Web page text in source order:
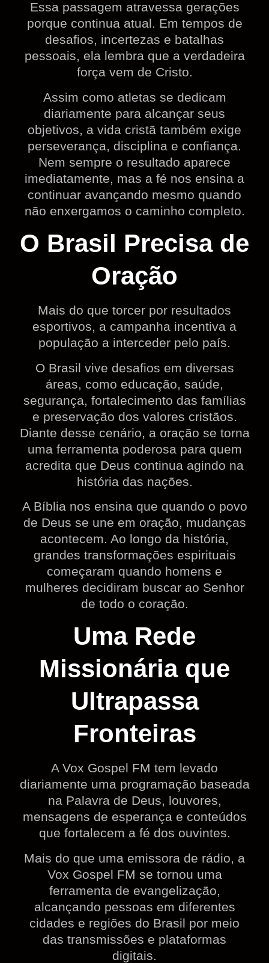
Essa passagem atravessa gerações
porque continua atual. Em tempos de
desafios, incertezas e batalhas
pessoais, ela lembra que a verdadeira
força vem de Cristo.
Assim como atletas se dedicam
diariamente para alcançar seus
objetivos, a vida cristã também exige
perseverança, disciplina e confiança.
Nem sempre o resultado aparece
imediatamente, mas a fé nos ensina a
continuar avançando mesmo quando
não enxergamos o caminho completo.
O Brasil Precisa de
Oração
Mais do que torcer por resultados
esportivos, a campanha incentiva a
população a interceder pelo país.
O Brasil vive desafios em diversas
áreas, como educação, saúde,
segurança, fortalecimento das famílias
e preservação dos valores cristãos.
Diante desse cenário, a oração se torna
uma ferramenta poderosa para quem
acredita que Deus continua agindo na
história das nações.
A Bíblia nos ensina que quando o povo
de Deus se une em oração, mudanças
acontecem. Ao longo da história,
grandes transformações espirituais
começaram quando homens e
mulheres decidiram buscar ao Senhor
de todo o coração.
Uma Rede
Missionária que
Ultrapassa
Fronteiras
A Vox Gospel FM tem levado
diariamente uma programação baseada
na Palavra de Deus, louvores,
mensagens de esperança e conteúdos
que fortalecem a fé dos ouvintes.
Mais do que uma emissora de rádio, a
Vox Gospel FM se tornou uma
ferramenta de evangelização,
alcançando pessoas em diferentes
cidades e regiões do Brasil por meio
das transmissões e plataformas
digitais.